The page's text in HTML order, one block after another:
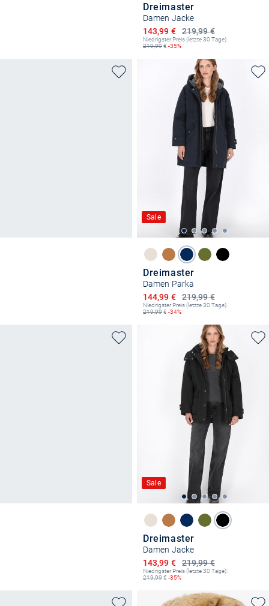
Dreimaster
Damen Jacke
219,99 €
Ermäßigter Preis
143,99 €
Niedrigster Preis (letzte 30 Tage):
219,99€ -35%
Sale
Dreimaster
Damen Parka
219,99 €
Ermäßigter Preis
144,99 €
Niedrigster Preis (letzte 30 Tage):
219,99€ -34%
Sale
Dreimaster
Damen Jacke
219,99 €
Ermäßigter Preis
143,99 €
Niedrigster Preis (letzte 30 Tage):
219,99€ -35%